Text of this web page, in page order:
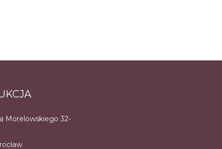
Morelowskiego 32-